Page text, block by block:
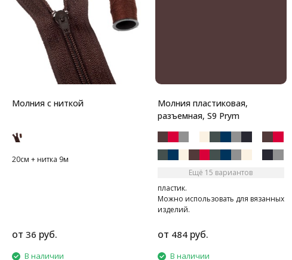
Молния c ниткой
20см + нитка 9м
от 36 руб.
В наличии
Молния пластиковая,
разъемная, S9 Prym
Ещё 15 вариантов
пластик.
Можно использовать для вязанных
изделий.
от 484 руб.
В наличии